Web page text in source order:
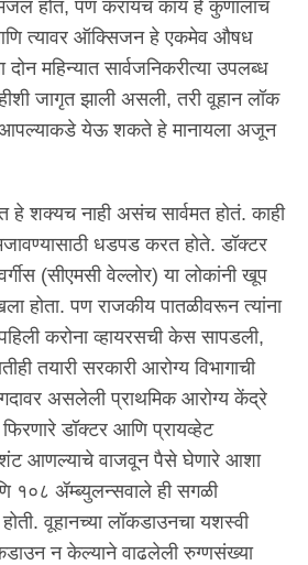
होतं, पण करायचं काय हे कुणालाच
आणि त्यावर ऑक्सिजन हे एकमेव औषध
दोन महिन्यात सार्वजनिकरीत्या उपलब्ध
जागृत झाली असली, तरी वूहान लॉक
आपल्याकडे येऊ शकते हे मानायला अजून
हे शक्यच नाही असंच सार्वमत होतं. काही
धडपड करत होते. डॉक्टर
(सीएमसी वेल्लोर) या लोकांनी खूप
होता. पण राजकीय पातळीवरून त्यांना
करोना व्हायरसची केस सापडली,
तयारी सरकारी आरोग्य विभागाची
असलेली प्राथमिक आरोग्य केंद्रे
डॉक्टर आणि प्रायव्हेट
आणल्याचे वाजवून पैसे घेणारे आशा
१०८ ॲम्ब्युलन्सवाले ही सगळी
वूहानच्या लॉकडाउनचा यशस्वी
न केल्याने वाढलेली रुग्णसंख्या